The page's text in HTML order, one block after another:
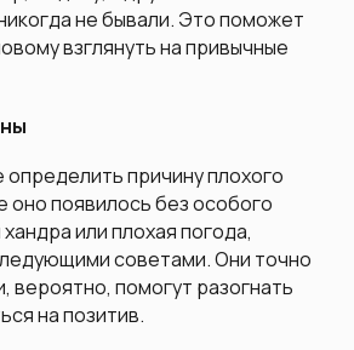
не бывали. Это поможет
взглянуть на привычные
причину плохого
оно появилось без особого
или плохая погода,
советами. Они точно
вероятно, помогут разогнать
на позитив.